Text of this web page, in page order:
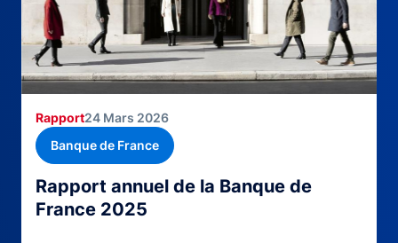
Rapport annuel de la Banque de
France 2025
Rapport24 Mars 2026
Banque de France